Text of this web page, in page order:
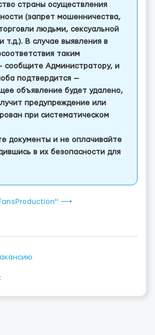
страны осуществления
(запрет мошенничества,
людьми, сексуальной
т.д.). В случае выявления в
таким
сообщите Администратору, и
подтвердится —
объявление будет удалено,
предупреждение или
при систематическом
документы и не оплачивайте
в их безопасности для
⟶